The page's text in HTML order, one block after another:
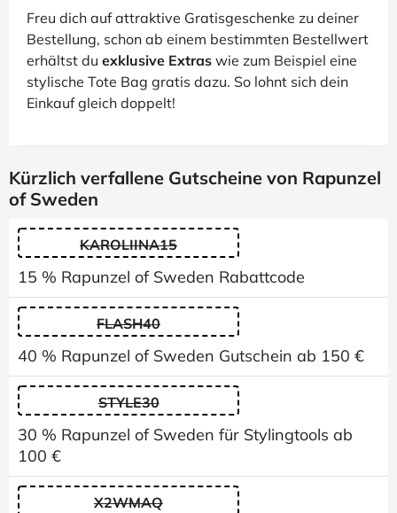
Freu dich auf attraktive Gratisgeschenke zu deiner
Bestellung, schon ab einem bestimmten Bestellwert
erhältst du exklusive Extras wie zum Beispiel eine
stylische Tote Bag gratis dazu. So lohnt sich dein
Einkauf gleich doppelt!
Kürzlich verfallene Gutscheine von Rapunzel
of Sweden
KAROLIINA15
15 % Rapunzel of Sweden Rabattcode
FLASH40
40 % Rapunzel of Sweden Gutschein ab 150 €
STYLE30
30 % Rapunzel of Sweden für Stylingtools ab
100 €
X2WMAQ